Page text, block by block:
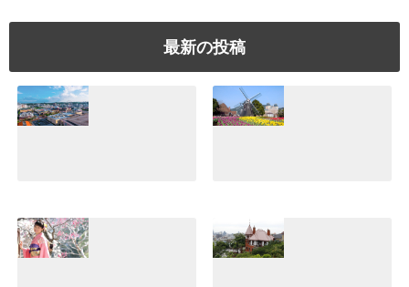
最新の投稿
でぜひ行きたいシ
ョッピングスポッ
トはココだ♪
ーマパークの魅
力！誰と行っても
楽しめてすご